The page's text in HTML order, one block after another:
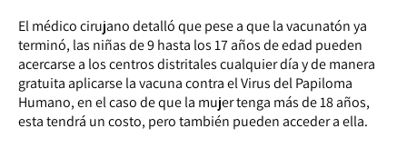
El médico cirujano detalló que pese a que la vacunatón ya
terminó, las niñas de 9 hasta los 17 años de edad pueden
acercarse a los centros distritales cualquier día y de manera
gratuita aplicarse la vacuna contra el Virus del Papiloma
Humano, en el caso de que la mujer tenga más de 18 años,
esta tendrá un costo, pero también pueden acceder a ella.